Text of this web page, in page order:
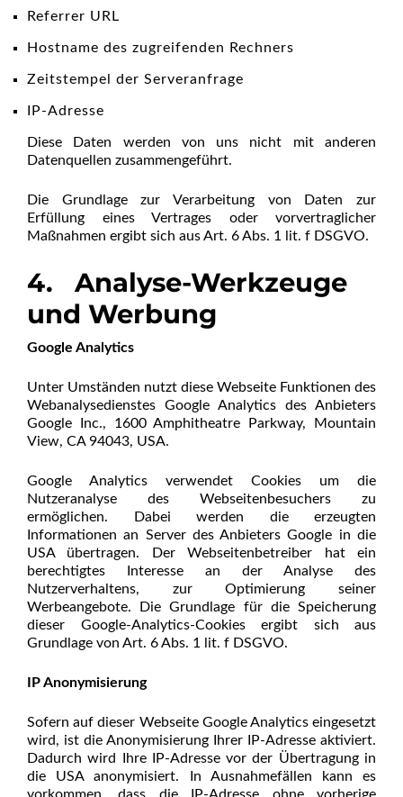
Referrer URL
Hostname des zugreifenden Rechners
Zeitstempel der Serveranfrage
IP-Adresse
Diese Daten werden von uns nicht mit anderen
Datenquellen zusammengeführt.
Die Grundlage zur Verarbeitung von Daten zur
Erfüllung eines Vertrages oder vorvertraglicher
Maßnahmen ergibt sich aus Art. 6 Abs. 1 lit. f DSGVO.
4. Analyse-Werkzeuge
und Werbung
Google Analytics
Unter Umständen nutzt diese Webseite Funktionen des
Webanalysedienstes Google Analytics des Anbieters
Google Inc., 1600 Amphitheatre Parkway, Mountain
View, CA 94043, USA.
Google Analytics verwendet Cookies um die
Nutzeranalyse des Webseitenbesuchers zu
ermöglichen. Dabei werden die erzeugten
Informationen an Server des Anbieters Google in die
USA übertragen. Der Webseitenbetreiber hat ein
berechtigtes Interesse an der Analyse des
Nutzerverhaltens, zur Optimierung seiner
Werbeangebote. Die Grundlage für die Speicherung
dieser Google-Analytics-Cookies ergibt sich aus
Grundlage von Art. 6 Abs. 1 lit. f DSGVO.
IP Anonymisierung
Sofern auf dieser Webseite Google Analytics eingesetzt
wird, ist die Anonymisierung Ihrer IP-Adresse aktiviert.
Dadurch wird Ihre IP-Adresse vor der Übertragung in
die USA anonymisiert. In Ausnahmefällen kann es